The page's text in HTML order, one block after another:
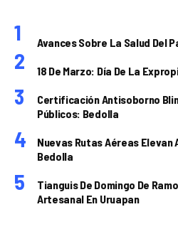
Avances Sobre La Salud Del
18 De Marzo: Día De La
Certificación Antisoborno
Públicos: Bedolla
Nuevas Rutas Aéreas Elevan
Bedolla
Tianguis De Domingo De
Artesanal En Uruapan